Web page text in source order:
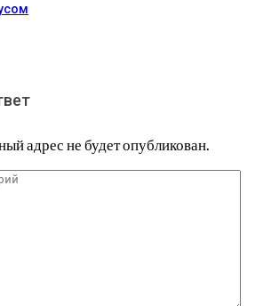
адрес не будет опубликован.